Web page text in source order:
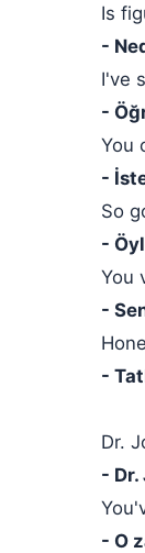
Is
-
I've
-
You
-
So
-
You
-
-
Dr.
-
- O